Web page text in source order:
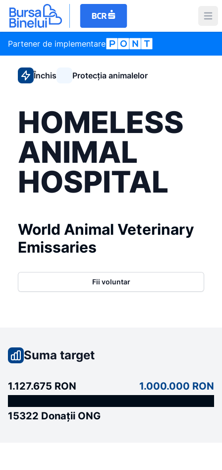
Partener de implementare
Închis Protecția animalelor
HOMELESS
ANIMAL
HOSPITAL
World Animal Veterinary
Emissaries
Fii voluntar
Suma target
1.127.675 RON 1.000.000 RON
15322 Donații ONG